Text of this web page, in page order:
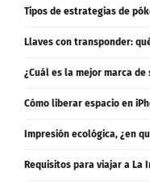
Tipos de estrategias de
Llaves con transponder:
¿Cuál es la mejor marca de
Cómo liberar espacio en
Impresión ecológica, ¿en
Requisitos para viajar a La